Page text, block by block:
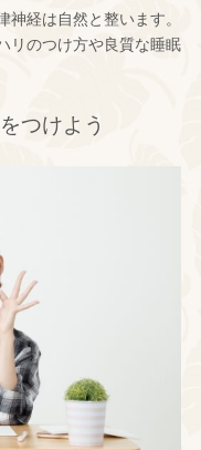
神経は自然と整います。
リのつけ方や良質な睡眠
つけよう